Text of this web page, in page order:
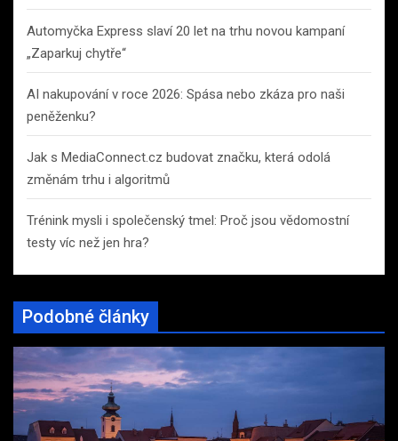
Automyčka Express slaví 20 let na trhu novou kampaní
„Zaparkuj chytře“
AI nakupování v roce 2026: Spása nebo zkáza pro naši
peněženku?
Jak s MediaConnect.cz budovat značku, která odolá
změnám trhu i algoritmů
Trénink mysli i společenský tmel: Proč jsou vědomostní
testy víc než jen hra?
Podobné články